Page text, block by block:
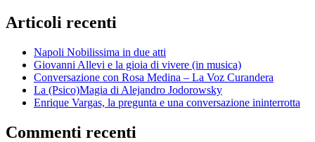
Articoli recenti
Napoli Nobilissima in due atti
Giovanni Allevi e la gioia di vivere (in musica)
Conversazione con Rosa Medina – La Voz Curandera
La (Psico)Magia di Alejandro Jodorowsky
Enrique Vargas, la pregunta e una conversazione ininterrotta
Commenti recenti